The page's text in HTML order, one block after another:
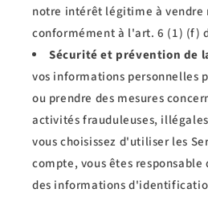
notre intérêt légitime à vendre
conformément à l'art. 6 (1) (f)
Sécurité et prévention de
vos informations personnelles
ou prendre des mesures
activités frauduleuses,
vous choisissez d'utiliser les
compte, vous êtes
des informations